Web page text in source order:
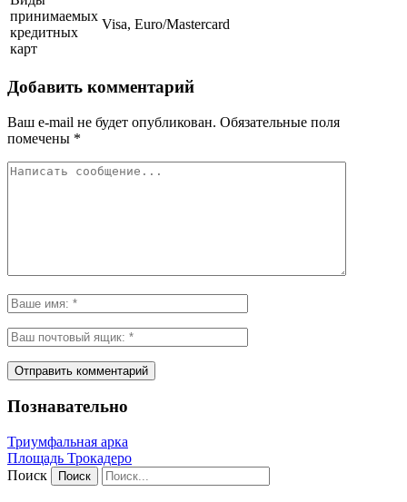
принимаемых
кредитных
карт
Visa, Euro/Mastercard
Добавить комментарий
Ваш e-mail не будет опубликован. Обязательные поля
помечены *
Познавательно
Триумфальная арка
Площадь Трокадеро
Поиск